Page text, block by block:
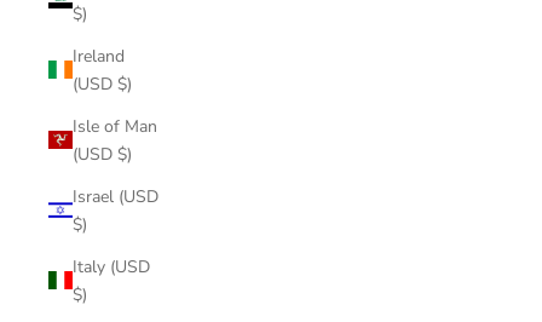
$)
Ireland
(USD $)
Isle of Man
(USD $)
Israel (USD
$)
Italy (USD
$)